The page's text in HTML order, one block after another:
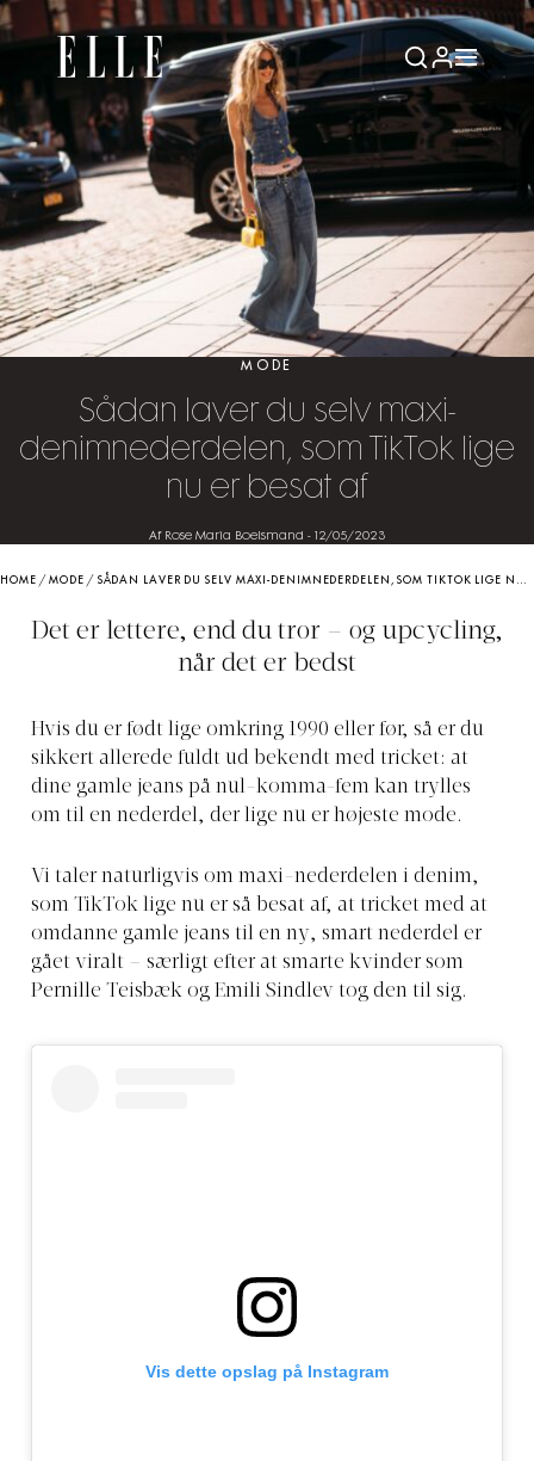
MODE
Sådan laver du selv maxi-
denimnederdelen, som TikTok lige
nu er besat af
Af Rose Maria Boelsmand - 12/05/2023
HOME /MODE / SÅDAN LAVER DU SELV MAXI-DENIMNEDERDELEN, SOM TIKTOK LIGE NU ER BESAT AF
Det er lettere, end du tror – og upcycling,
når det er bedst
Hvis du er født lige omkring 1990 eller før, så er du
sikkert allerede fuldt ud bekendt med tricket: at
dine gamle jeans på nul-komma-fem kan trylles
om til en nederdel, der lige nu er højeste mode.
Vi taler naturligvis om maxi-nederdelen i denim,
som TikTok lige nu er så besat af, at tricket med at
omdanne gamle jeans til en ny, smart nederdel er
gået viralt – særligt efter at smarte kvinder som
Pernille Teisbæk og Emili Sindlev tog den til sig.
Vis dette opslag på Instagram